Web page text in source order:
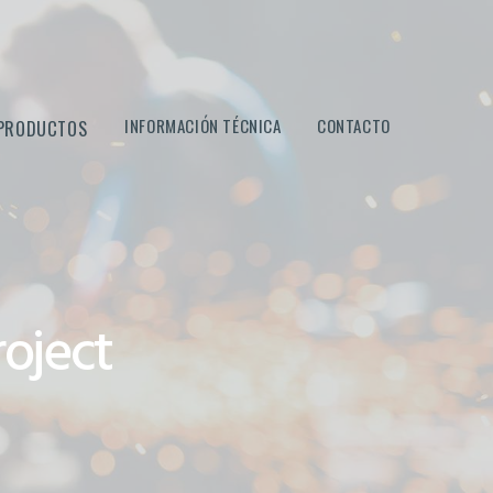
INFORMACIÓN TÉCNICA CONTACTO
Montevideo Uruguay